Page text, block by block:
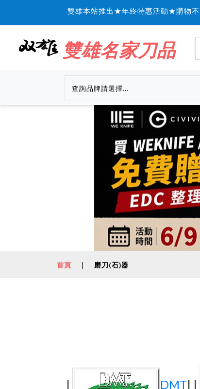
雙雄本站推出★年終特惠活動★購物不
雙雄名家刀品
首頁 | 磨刀(石)器
| DMT| |